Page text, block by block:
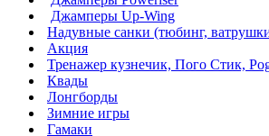
Джамперы Up-Wing
Надувные санки (тюбинг,
Акция
Тренажер кузнечик, Пого Стик,
Квады
Лонгборды
Зимние игры
Гамаки